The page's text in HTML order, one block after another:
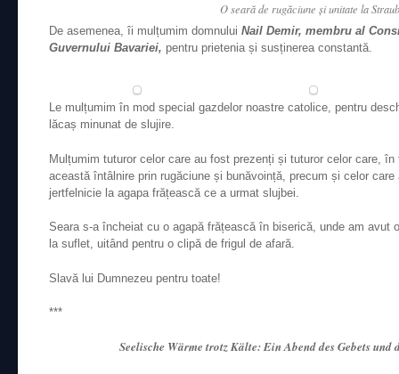
O seară de rugăciune și unitate la
De asemenea, îi mulțumim domnului Nail Demir, membru al
Guvernului Bavariei, pentru prietenia și susținerea constantă.
Le mulțumim în mod special gazdelor noastre catolice, pentru
lăcaș minunat de slujire.
Mulțumim tuturor celor care au fost prezenți și tuturor celor care,
această întâlnire prin rugăciune și bunăvoință, precum și celor
jertfelnicie la agapa frățească ce a urmat slujbei.
Seara s-a încheiat cu o agapă frățească în biserică, unde am avut
la suflet, uitând pentru o clipă de frigul de afară.
Slavă lui Dumnezeu pentru toate!
***
Seelische Wärme trotz Kälte: Ein Abend des Gebets